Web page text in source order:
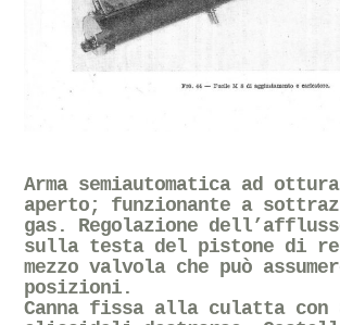
Arma semiautomatica ad
aperto; funzionante a
gas. Regolazione
sulla testa del pistone di
mezzo valvola che può
posizioni.
Canna fissa alla culatta con